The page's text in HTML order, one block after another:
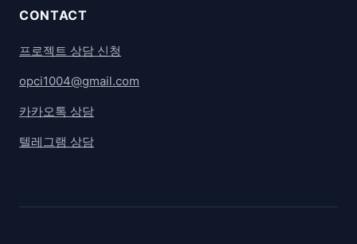
CONTACT
프로젝트 상담 신청
opci1004@gmail.com
카카오톡 상담
텔레그램 상담